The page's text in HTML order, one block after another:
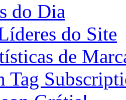
do Dia
do Site
de
Tag